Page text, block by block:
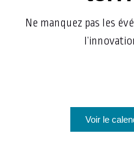
Ne manquez pas les
Voir le